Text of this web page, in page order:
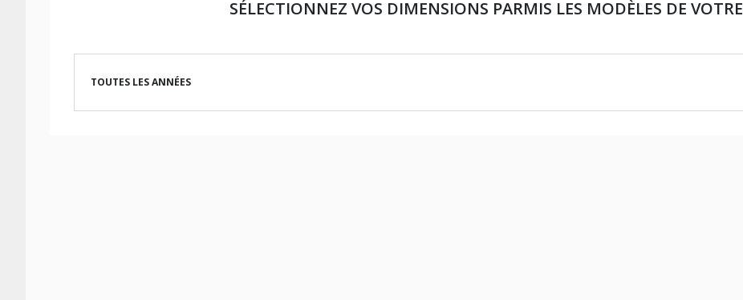
SÉLECTIONNEZ VOS DIMENSIONS PARMIS LES MODÈLES DE VOTRE
TOUTES LES ANNÉES